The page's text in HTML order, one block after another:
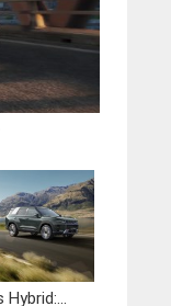
Hybrid:...